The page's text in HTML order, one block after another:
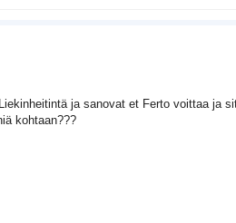
ja sanovat et Ferto voittaa ja
kohtaan???